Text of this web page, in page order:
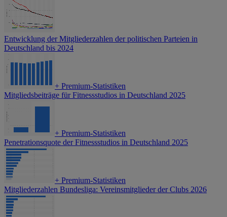
Entwicklung der Mitgliederzahlen der politischen Parteien in
Deutschland bis 2024
+ Premium-Statistiken
Mitgliedsbeiträge für Fitnessstudios in Deutschland 2025
+ Premium-Statistiken
Penetrationsquote der Fitnessstudios in Deutschland 2025
+ Premium-Statistiken
Mitgliederzahlen Bundesliga: Vereinsmitglieder der Clubs 2026